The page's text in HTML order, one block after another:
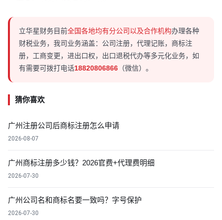
立华星财务目前全国各地均有分公司以及合作机构办理各种
财税业务，我司业务涵盖：公司注册，代理记账，商标注
册，工商变更，进出口权，出口退税代办等多元化业务，如
有需要可拨打电话18820806866 （微信）。
猜你喜欢
广州注册公司后商标注册怎么申请
2026-08-07
广州商标注册多少钱？2026官费+代理费明细
2026-07-30
广州公司名和商标名要一致吗？字号保护
2026-07-30